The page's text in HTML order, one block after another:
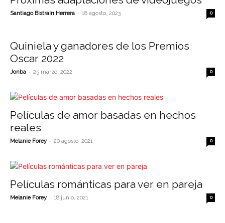
Santiago Bistrain Herrera - 18 agosto, 2023 0
Quiniela y ganadores de los Premios
Oscar 2022
Jonba - 25 marzo, 2022 0
Películas de amor basadas en hechos
reales
Melanie Forey - 20 agosto, 2021 0
Películas románticas para ver en pareja
Melanie Forey - 18 junio, 2021 0